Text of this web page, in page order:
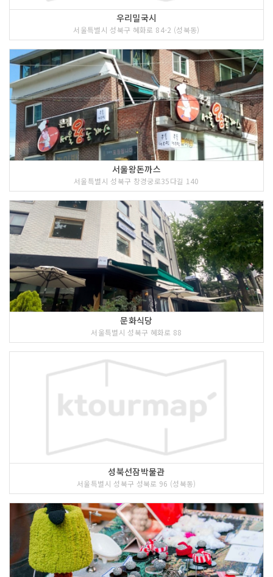
우리밀국시
서울특별시 성북구 혜화로 84-2 (성북동)
서울왕돈까스
서울특별시 성북구 창경궁로35다길 140
문화식당
서울특별시 성북구 혜화로 88
성북선잠박물관
서울특별시 성북구 성북로 96 (성북동)